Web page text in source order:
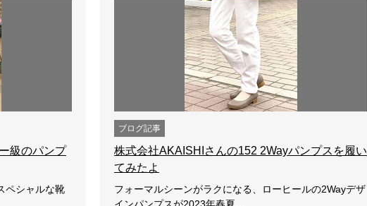
級のパンプ
ペシャルな靴
ブログ記事
株式会社AKAISHIさんの152 2Wayパンプスを履い
てみたよ
フォーマルシーンがラクになる、ローヒールの2Wayデザ
インパンプスが2023年春夏…